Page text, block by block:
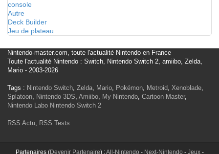
console
Autre
Deck Builder
Jeu de plateau
Nintendo-master.com, toute l'actualité Nintendo en France
Toute l'actualité Nintendo : Switch, Nintendo Switch 2, amiibo, Zelda,
Mario - 2003-2026
Tags : Nintendo Switch, Zelda, Mario, Pokémon, Metroid, Xenoblade,
Splatoon, Nintendo 3DS, Amiibo, My Nintendo, Cartoon Master,
Nintendo Labo Nintendo Switch 2
RSS Actu, RSS Tests
Partenaires (Devenir Partenaire) :All-Nintendo - Next-Nintendo - Jeux-